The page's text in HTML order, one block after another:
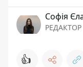
Софія
РЕДАКТОР
👍